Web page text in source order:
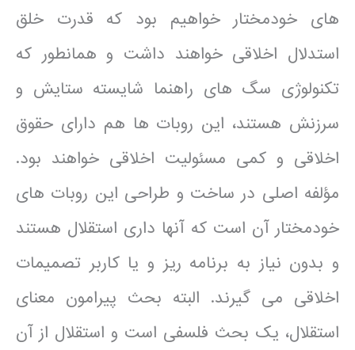
های خودمختار خواهیم بود که قدرت خلق
استدلال اخلاقی خواهند داشت و همانطور که
تکنولوژی سگ های راهنما شایسته ستایش و
سرزنش هستند، این روبات ها هم دارای حقوق
اخلاقی و کمی مسئولیت اخلاقی خواهند بود.
مؤلفه اصلی در ساخت و طراحی این روبات های
خودمختار آن است که آنها داری استقلال هستند
و بدون نیاز به برنامه ریز و یا کاربر تصمیمات
اخلاقی می گیرند. البته بحث پیرامون معنای
استقلال، یک بحث فلسفی است و استقلال از آن